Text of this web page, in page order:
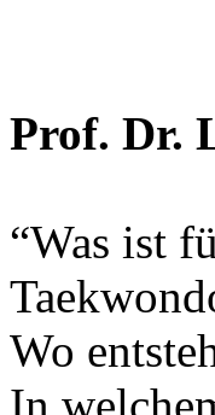
Prof. Dr.
“Was ist
Wo
In